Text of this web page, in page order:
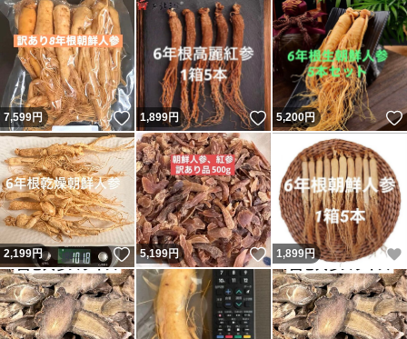
7,599円 いいね！
1,899円 いいね！
5,200円
2,199円 いいね！
5,199円 いいね！
1,899円